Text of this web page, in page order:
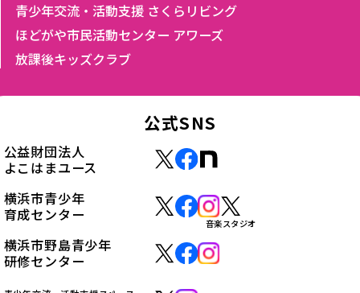
青少年交流・活動支援 さくらリビング
ほどがや市民活動センター アワーズ
放課後キッズクラブ
公式SNS
公益財団法人
よこはまユース
横浜市青少年
育成センター
音楽スタジオ
横浜市野島青少年
研修センター